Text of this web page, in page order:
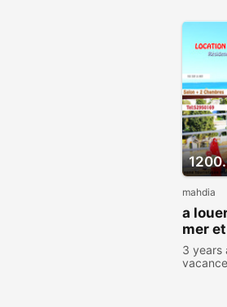
mahdia
a
mer
3 years